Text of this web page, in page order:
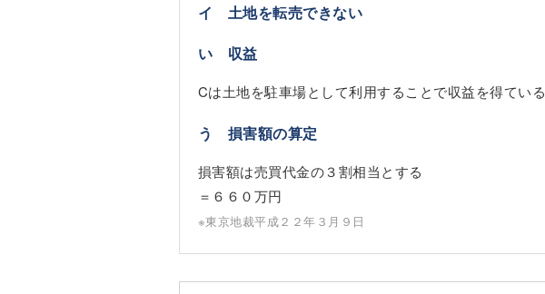
イ 土地を転売できない
い 収益
Cは土地を駐車場として利用することで収益を得ている
う 損害額の算定
損害額は売買代金の３割相当とする
＝６６０万円
※東京地裁平成２２年３月９日